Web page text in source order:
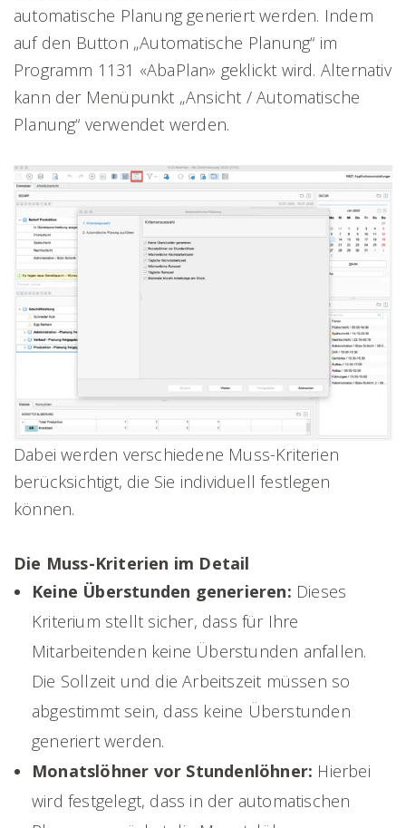
automatische Planung generiert werden. Indem
auf den Button „Automatische Planung“ im
Programm 1131 «AbaPlan» geklickt wird. Alternativ
kann der Menüpunkt „Ansicht / Automatische
Planung“ verwendet werden.
Dabei werden verschiedene Muss-Kriterien
berücksichtigt, die Sie individuell festlegen
können.
Die Muss-Kriterien im Detail
Keine Überstunden generieren: Dieses
Kriterium stellt sicher, dass für Ihre
Mitarbeitenden keine Überstunden anfallen.
Die Sollzeit und die Arbeitszeit müssen so
abgestimmt sein, dass keine Überstunden
generiert werden.
Monatslöhner vor Stundenlöhner: Hierbei
wird festgelegt, dass in der automatischen